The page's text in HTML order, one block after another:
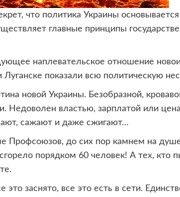
что политика Украины
главные принципы
наплевательское отношение
показали всю политическую
новой Украины. Безобразной,
Недоволен властью, зарплатой или
сажают и даже сжигают…
Профсоюзов, до сих пор камнем на
порядком 60 человек! А тех, кто
это заснято, все это есть в сети.